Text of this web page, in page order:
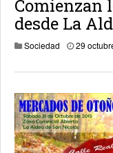
Comienzan
desde La
Sociedad 29